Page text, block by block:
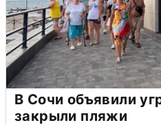
В Сочи объявили
закрыли пляжи